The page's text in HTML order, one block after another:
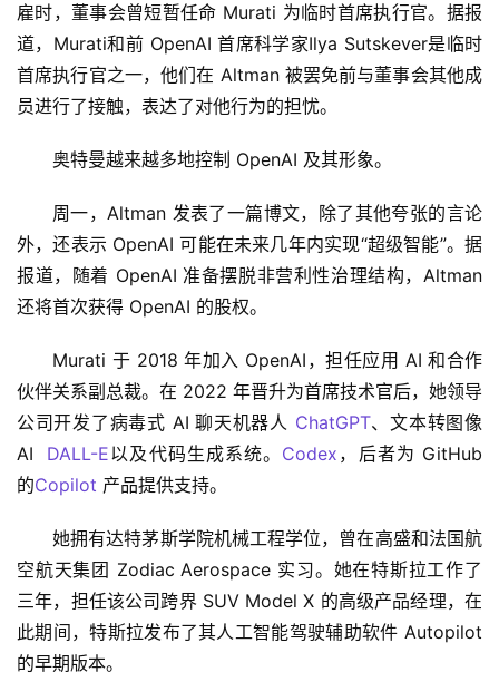
雇时，董事会曾短暂任命 Murati 为临时首席执行官。据报
道，Murati和前 OpenAI 首席科学家Ilya Sutskever是临时
首席执行官之一，他们在 Altman 被罢免前与董事会其他成
员进行了接触，表达了对他行为的担忧。
奥特曼越来越多地控制 OpenAI 及其形象。
周一，Altman 发表了一篇博文，除了其他夸张的言论
外，还表示 OpenAI 可能在未来几年内实现“超级智能”。据
报道，随着 OpenAI 准备摆脱非营利性治理结构，Altman
还将首次获得 OpenAI 的股权。
Murati 于 2018 年加入 OpenAI，担任应用 AI 和合作
伙伴关系副总裁。在 2022 年晋升为首席技术官后，她领导
公司开发了病毒式 AI 聊天机器人 ChatGPT、文本转图像
AI DALL-E以及代码生成系统。 Codex ，后者为 GitHub
的Copilot 产品提供支持。
她拥有达特茅斯学院机械工程学位，曾在高盛和法国航
空航天集团 Zodiac Aerospace 实习。她在特斯拉工作了
三年，担任该公司跨界 SUV Model X 的高级产品经理，在
此期间，特斯拉发布了其人工智能驾驶辅助软件 Autopilot
的早期版本。